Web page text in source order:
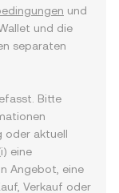
und
und die
separaten
Bitte
oder aktuell
eine
Angebot, eine
Verkauf oder